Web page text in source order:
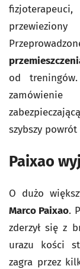
od
szybszy
Paixao
O dużo
Marco Paixao.
zderzył się z
urazu kości
zagra przez